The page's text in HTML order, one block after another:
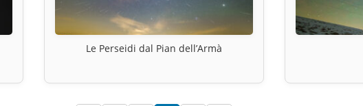
Le Perseidi dal Pian dell’Armà